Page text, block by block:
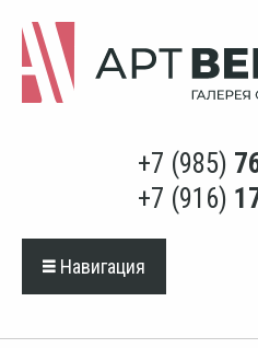
+7 (985)
+7 (916)
Навигация